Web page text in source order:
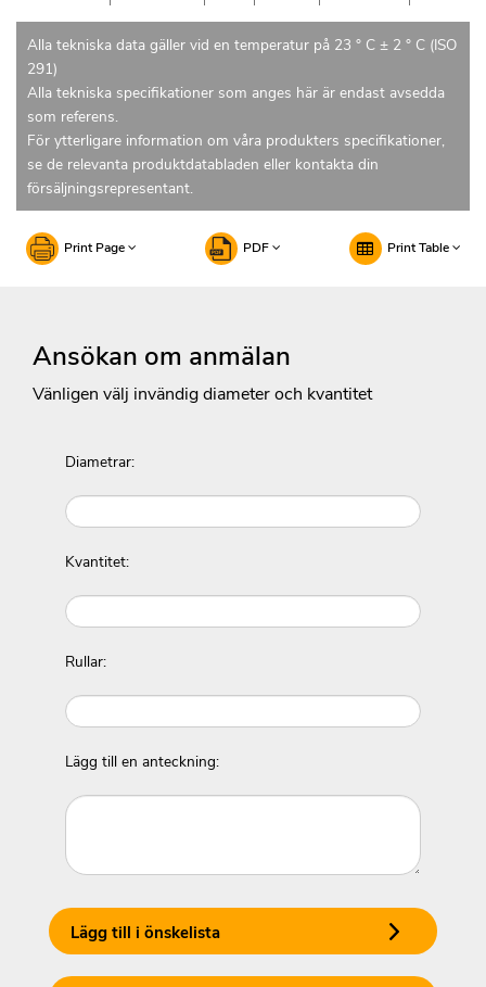
Alla tekniska data gäller vid en temperatur på 23 ° C ± 2 ° C (ISO
291)
Alla tekniska specifikationer som anges här är endast avsedda
som referens.
För ytterligare information om våra produkters specifikationer,
se de relevanta produktdatabladen eller kontakta din
försäljningsrepresentant.
Print Page PDF Print Table
Ansökan om anmälan
Vänligen välj invändig diameter och kvantitet
Diametrar:
Kvantitet:
Rullar:
Lägg till en anteckning:
Lägg till i önskelista